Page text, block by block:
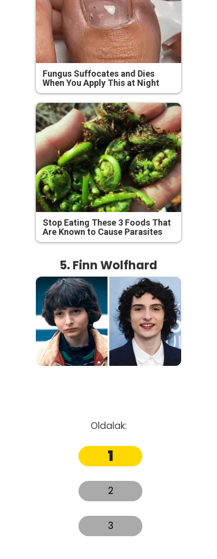
Fungus Suffocates and Dies
When You Apply This at Night
Stop Eating These 3 Foods That
Are Known to Cause Parasites
5. Finn Wolfhard
Oldalak:
1
2
3